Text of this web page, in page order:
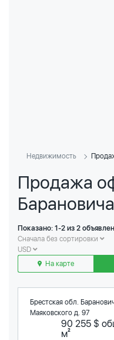
Недвижимость
Продажа
Показано: 1-2 из 2
Сначала без сортировки
USD
На карте
Брестская обл.
Маяковского д. 97
90 255 $
м²